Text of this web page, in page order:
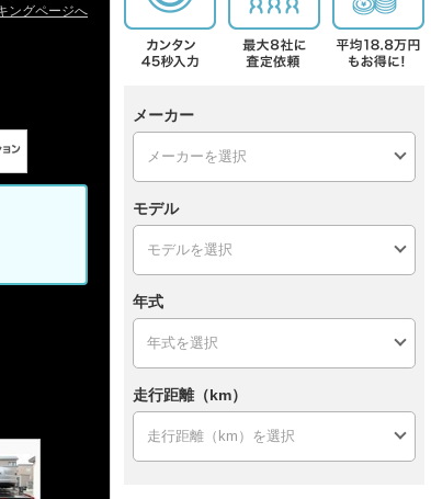
ングページへ
メーカー
モデル
年式
走行距離（km）